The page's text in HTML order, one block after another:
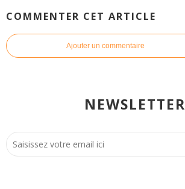
COMMENTER CET ARTICLE
Ajouter un commentaire
NEWSLETTER